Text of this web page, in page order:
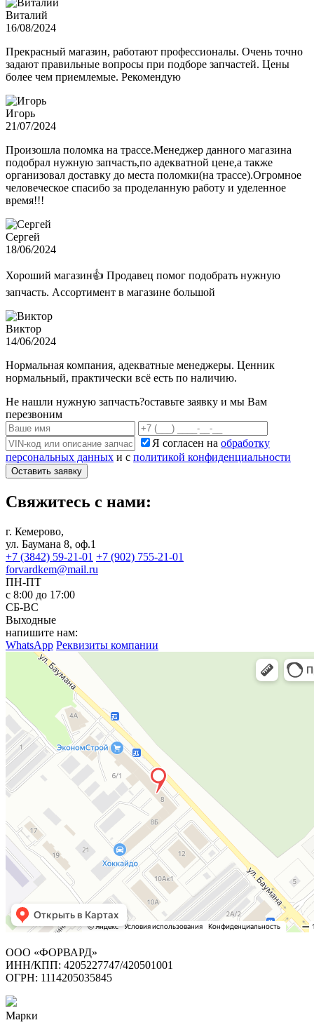
Виталий
16/08/2024
Прекрасный магазин, работают профессионалы. Очень точно
задают правильные вопросы при подборе запчастей. Цены
более чем приемлемые. Рекомендую
Игорь
21/07/2024
Произошла поломка на трассе.Менеджер данного магазина
подобрал нужную запчасть,по адекватной цене,а также
организовал доставку до места поломки(на трассе).Огромное
человеческое спасибо за проделанную работу и уделенное
время!!!
Сергей
18/06/2024
Хороший магазин👍 Продавец помог подобрать нужную
запчасть. Ассортимент в магазине большой
Виктор
14/06/2024
Нормальная компания, адекватные менеджеры. Ценник
нормальный, практически всё есть по наличию.
Не нашли нужную запчасть?оставьте заявку и мы Вам
перезвоним
Я согласен на обработку
персональных данных и с политикой конфиденциальности
Оставить заявку
Свяжитесь с нами:
г. Кемерово,
ул. Баумана 8, оф.1
+7 (3842) 59-21-01 +7 (902) 755-21-01
forvardkem@mail.ru
ПН-ПТ
с 8:00 до 17:00
СБ-ВС
Выходные
напишите нам:
WhatsApp Реквизиты компании
ООО «ФОРВАРД»
ИНН/КПП: 4205227747/420501001
ОГРН: 1114205035845
Марки